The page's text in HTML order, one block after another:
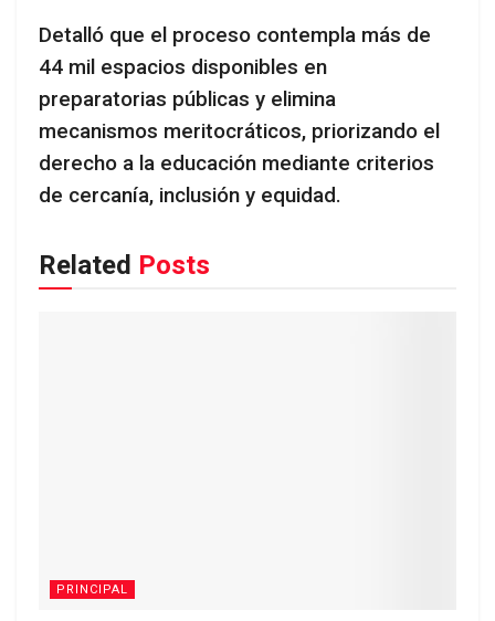
Detalló que el proceso contempla más de
44 mil espacios disponibles en
preparatorias públicas y elimina
mecanismos meritocráticos, priorizando el
derecho a la educación mediante criterios
de cercanía, inclusión y equidad.
Related Posts
PRINCIPAL